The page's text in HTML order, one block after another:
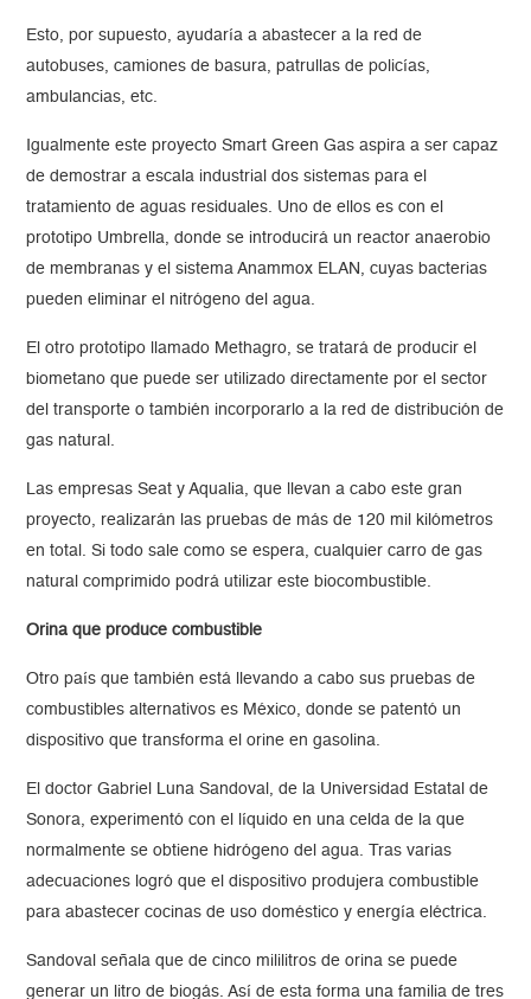
Esto, por supuesto, ayudaría a abastecer a la red de
autobuses, camiones de basura, patrullas de policías,
ambulancias, etc.
Igualmente este proyecto Smart Green Gas aspira a ser capaz
de demostrar a escala industrial dos sistemas para el
tratamiento de aguas residuales. Uno de ellos es con el
prototipo Umbrella, donde se introducirá un reactor anaerobio
de membranas y el sistema Anammox ELAN, cuyas bacterias
pueden eliminar el nitrógeno del agua.
El otro prototipo llamado Methagro, se tratará de producir el
biometano que puede ser utilizado directamente por el sector
del transporte o también incorporarlo a la red de distribución de
gas natural.
Las empresas Seat y Aqualia, que llevan a cabo este gran
proyecto, realizarán las pruebas de más de 120 mil kilómetros
en total. Si todo sale como se espera, cualquier carro de gas
natural comprimido podrá utilizar este biocombustible.
Orina que produce combustible
Otro país que también está llevando a cabo sus pruebas de
combustibles alternativos es México, donde se patentó un
dispositivo que transforma el orine en gasolina.
El doctor Gabriel Luna Sandoval, de la Universidad Estatal de
Sonora, experimentó con el líquido en una celda de la que
normalmente se obtiene hidrógeno del agua. Tras varias
adecuaciones logró que el dispositivo produjera combustible
para abastecer cocinas de uso doméstico y energía eléctrica.
Sandoval señala que de cinco mililitros de orina se puede
generar un litro de biogás. Así de esta forma una familia de tres